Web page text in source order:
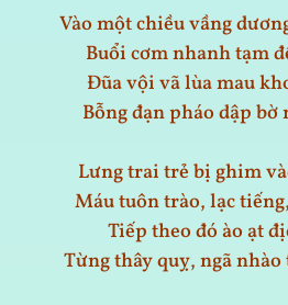
Vào một chiều vầng
Buổi cơm nhanh tạm
Đũa vội vã lùa mau
Bỗng đạn pháo dập
Lưng trai trẻ bị ghim
Máu tuôn trào, lạc
Tiếp theo đó ào ạt
Từng thây quỵ, ngã